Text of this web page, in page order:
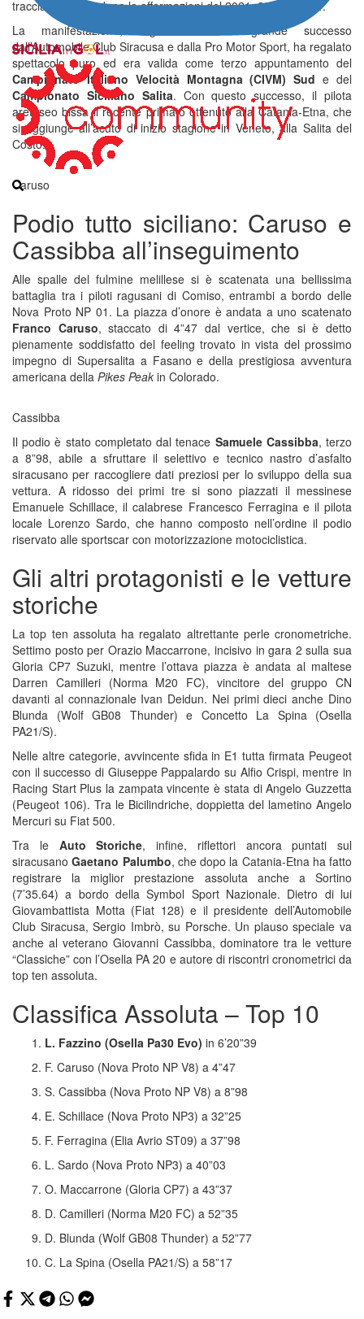
tracciato di casa dopo le affermazioni del 2021, 2022 e 2024.
La manifestazione, organizzata con grande successo
dall’Automobile Club Siracusa e dalla Pro Motor Sport, ha regalato
spettacolo puro ed era valida come terzo appuntamento del
Campionato Italiano Velocità Montagna (CIVM) Sud e del
Campionato Siciliano Salita. Con questo successo, il pilota
aretuseo bissa il recente primato ottenuto alla Catania-Etna, che
si aggiunge all’acuto di inizio stagione in Veneto, alla Salita del
Costo.
Caruso
Podio tutto siciliano: Caruso e
Cassibba all’inseguimento
Alle spalle del fulmine melillese si è scatenata una bellissima
battaglia tra i piloti ragusani di Comiso, entrambi a bordo delle
Nova Proto NP 01. La piazza d’onore è andata a uno scatenato
Franco Caruso, staccato di 4”47 dal vertice, che si è detto
pienamente soddisfatto del feeling trovato in vista del prossimo
impegno di Supersalita a Fasano e della prestigiosa avventura
americana della Pikes Peak in Colorado.
Cassibba
Il podio è stato completato dal tenace Samuele Cassibba, terzo
a 8”98, abile a sfruttare il selettivo e tecnico nastro d’asfalto
siracusano per raccogliere dati preziosi per lo sviluppo della sua
vettura. A ridosso dei primi tre si sono piazzati il messinese
Emanuele Schillace, il calabrese Francesco Ferragina e il pilota
locale Lorenzo Sardo, che hanno composto nell’ordine il podio
riservato alle sportscar con motorizzazione motociclistica.
Gli altri protagonisti e le vetture
storiche
La top ten assoluta ha regalato altrettante perle cronometriche.
Settimo posto per Orazio Maccarrone, incisivo in gara 2 sulla sua
Gloria CP7 Suzuki, mentre l’ottava piazza è andata al maltese
Darren Camilleri (Norma M20 FC), vincitore del gruppo CN
davanti al connazionale Ivan Deidun. Nei primi dieci anche Dino
Blunda (Wolf GB08 Thunder) e Concetto La Spina (Osella
PA21/S).
Nelle altre categorie, avvincente sfida in E1 tutta firmata Peugeot
con il successo di Giuseppe Pappalardo su Alfio Crispi, mentre in
Racing Start Plus la zampata vincente è stata di Angelo Guzzetta
(Peugeot 106). Tra le Bicilindriche, doppietta del lametino Angelo
Mercuri su Fiat 500.
Tra le Auto Storiche, infine, riflettori ancora puntati sul
siracusanoGaetano Palumbo, che dopo la Catania-Etna ha fatto
registrare la miglior prestazione assoluta anche a Sortino
(7’35.64) a bordo della Symbol Sport Nazionale. Dietro di lui
Giovambattista Motta (Fiat 128) e il presidente dell’Automobile
Club Siracusa, Sergio Imbrò, su Porsche. Un plauso speciale va
anche al veterano Giovanni Cassibba, dominatore tra le vetture
“Classiche” con l’Osella PA 20 e autore di riscontri cronometrici da
top ten assoluta.
Classifica Assoluta – Top 10
L. Fazzino (Osella Pa30 Evo) in 6’20”39
F. Caruso (Nova Proto NP V8) a 4”47
S. Cassibba (Nova Proto NP V8) a 8”98
E. Schillace (Nova Proto NP3) a 32”25
F. Ferragina (Elia Avrio ST09) a 37”98
L. Sardo (Nova Proto NP3) a 40”03
O. Maccarrone (Gloria CP7) a 43”37
D. Camilleri (Norma M20 FC) a 52”35
D. Blunda (Wolf GB08 Thunder) a 52”77
C. La Spina (Osella PA21/S) a 58”17